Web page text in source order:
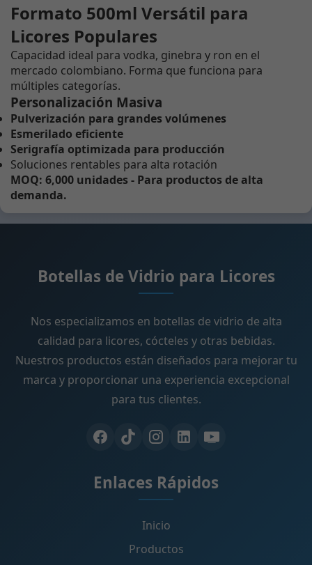
Formato 500ml Versátil para
Licores Populares
Capacidad ideal para vodka, ginebra y ron en el
mercado colombiano. Forma que funciona para
múltiples categorías.
Personalización Masiva
Pulverización para grandes volúmenes
Esmerilado eficiente
Serigrafía optimizada para producción
Soluciones rentables para alta rotación
MOQ: 6,000 unidades - Para productos de alta
demanda.
Botellas de Vidrio para Licores
Nos especializamos en botellas de vidrio de alta
calidad para licores, cócteles y otras bebidas.
Nuestros productos están diseñados para mejorar tu
marca y proporcionar una experiencia excepcional
para tus clientes.
Enlaces Rápidos
Inicio
Productos